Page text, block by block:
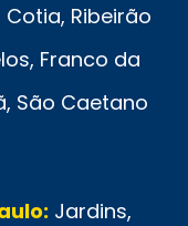
Ribeirão
Franco da
São Caetano
Jardins,